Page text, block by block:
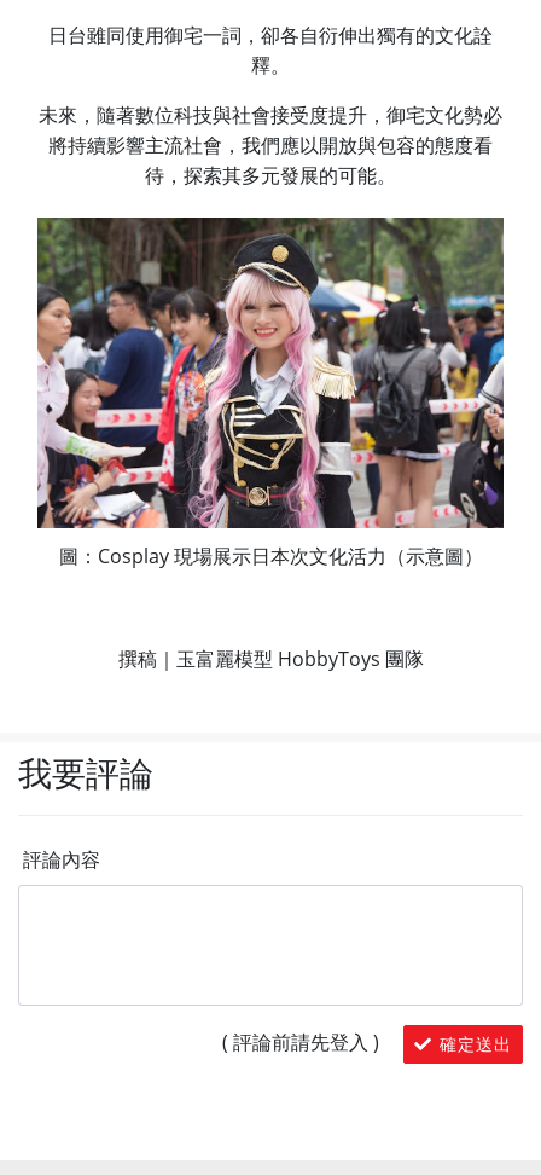
日台雖同使用御宅一詞，卻各自衍伸出獨有的文化詮
釋。
未來，隨著數位科技與社會接受度提升，御宅文化勢必
將持續影響主流社會，我們應以開放與包容的態度看
待，探索其多元發展的可能。
圖：Cosplay 現場展示日本次文化活力（示意圖）
撰稿｜玉富麗模型 HobbyToys 團隊
我要評論
評論內容
( 評論前請先登入 ) 確定送出